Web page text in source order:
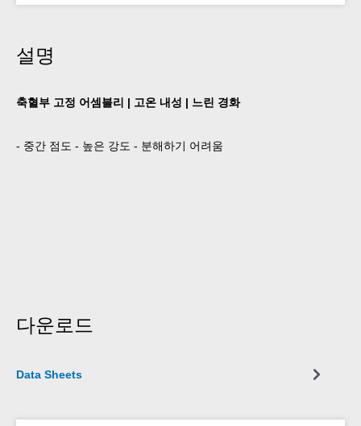
설명
축혈부 고정 어셈블리 | 고온 내성 | 느린 경화
- 중간 점도 - 높은 강도 - 분해하기 어려움
다운로드
Data Sheets